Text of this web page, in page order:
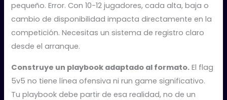
pequeño. Error. Con 10-12 jugadores, cada alta, baja o
cambio de disponibilidad impacta directamente en la
competición. Necesitas un sistema de registro claro
desde el arranque.
Construye un playbook adaptado al formato. El flag
5v5 no tiene línea ofensiva ni run game significativo.
Tu playbook debe partir de esa realidad, no de un